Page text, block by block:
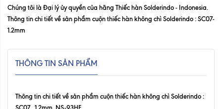
Chúng tôi là Đại lý ủy quyền của hãng Thiếc hàn Solderindo - Indonesia.
Thông tin chi tiết về sản phẩm cuộn thiếc hàn không chì Solderindo : SC07-
1.2mm
THÔNG TIN SẢN PHẨM
Thông tin chi tiết về sản phẩm cuộn thiếc hàn không chì Solderindo :